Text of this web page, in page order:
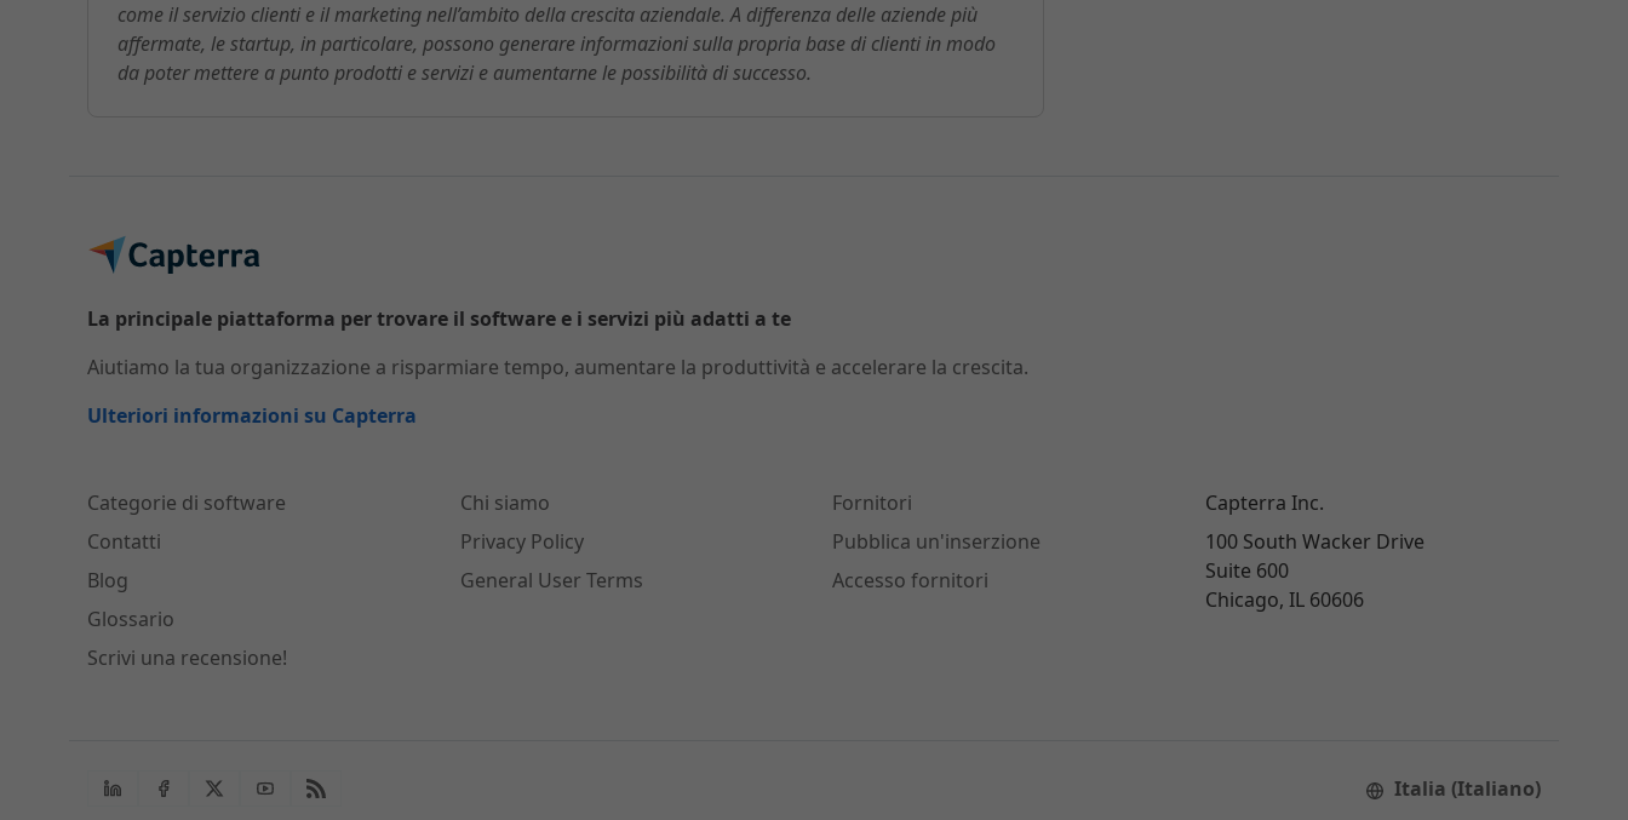
come il servizio clienti e il marketing nell’ambito della crescita aziendale. A differenza delle aziende più
affermate, le startup, in particolare, possono generare informazioni sulla propria base di clienti in modo
da poter mettere a punto prodotti e servizi e aumentarne le possibilità di successo.
La principale piattaforma per trovare il software e i servizi più adatti a te
Aiutiamo la tua organizzazione a risparmiare tempo, aumentare la produttività e accelerare la crescita.
Ulteriori informazioni su Capterra
Categorie di software
Contatti
Blog
Glossario
Scrivi una recensione!
Chi siamo
Privacy Policy
General User Terms
Fornitori
Pubblica un'inserzione
Accesso fornitori
Capterra Inc.
100 South Wacker Drive
Suite 600
Chicago, IL 60606
Italia (Italiano)